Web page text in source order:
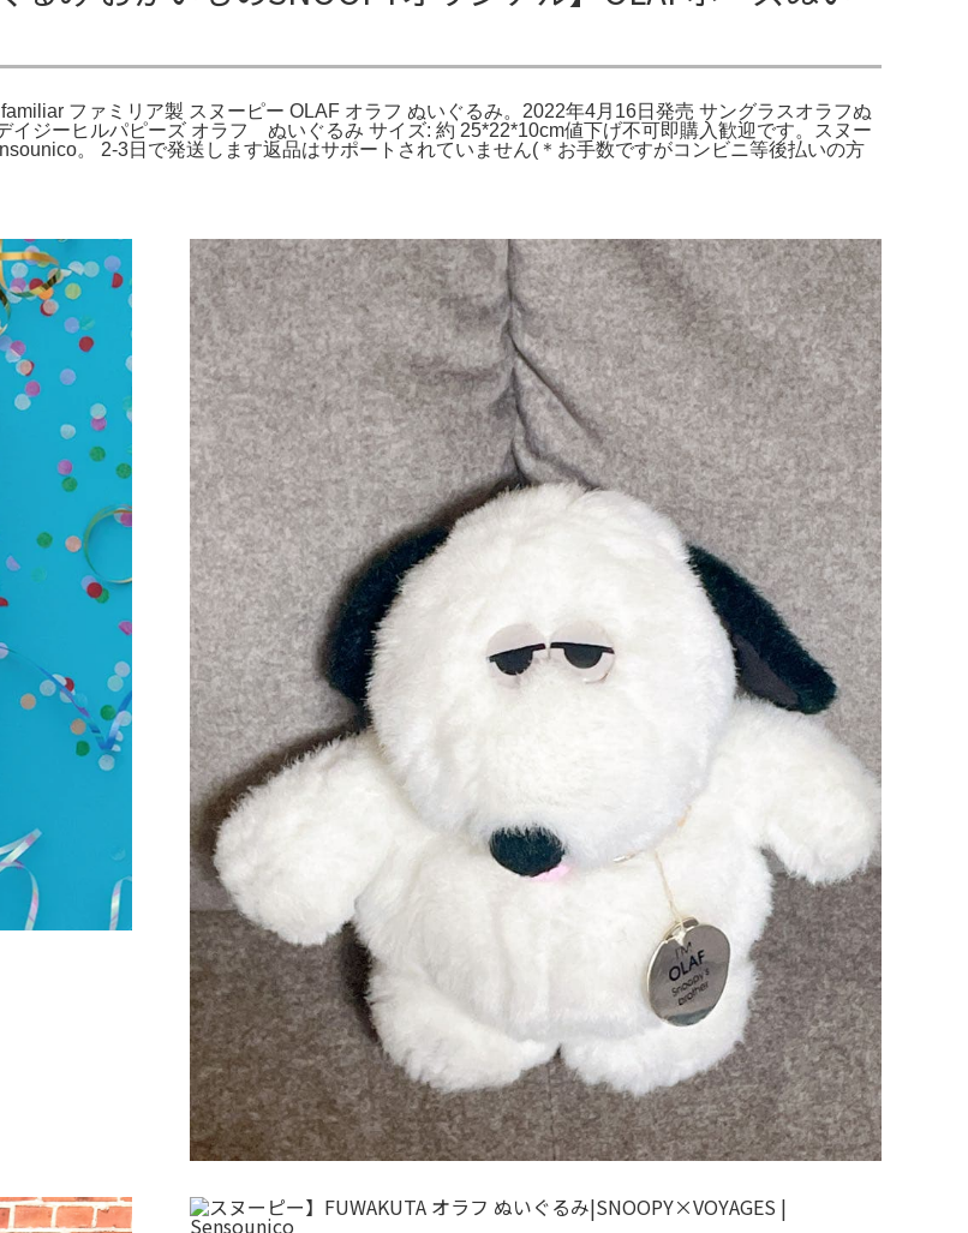
ファミリア製 スヌーピー OLAF オラフ ぬいぐるみ。2022年4月16日発売 サングラスオラフぬ
イジーヒルパピーズ オラフ ぬいぐるみ サイズ: 約 25*22*10cm値下げ不可即購入歓迎です。スヌー
。 2-3日で発送します返品はサポートされていません(＊お手数ですがコンビニ等後払いの方